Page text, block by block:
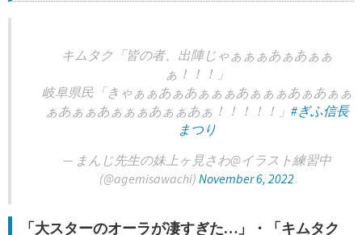
キムタク「皆の者、出陣じゃぁぁぁあぁあぁぁ
ぁ！！！」
岐阜県民「きゃぁぁあぁあぁぁぁあぁぁぁあぁあぁぁ
ぁあぁぁあぁぁぁあぁぁあぁ！！！！！」 #ぎふ信長
まつり
— まんじ先生の妹上ヶ見さわ@イラスト練習中
(@agemisawachi) November 6, 2022
「大スターのオーラが凄すぎた…」・「キムタク